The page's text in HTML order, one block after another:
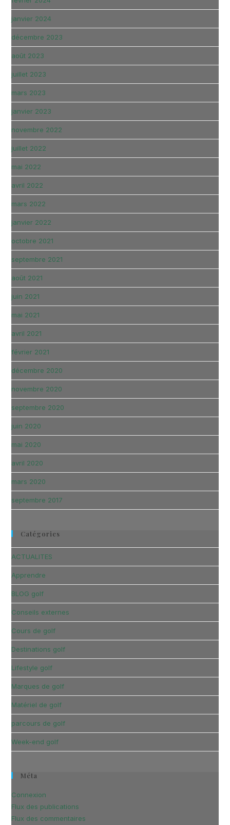
janvier 2024
décembre 2023
août 2023
juillet 2023
mars 2023
janvier 2023
novembre 2022
juillet 2022
mai 2022
avril 2022
mars 2022
janvier 2022
octobre 2021
septembre 2021
août 2021
juin 2021
mai 2021
avril 2021
février 2021
décembre 2020
novembre 2020
septembre 2020
juin 2020
mai 2020
avril 2020
mars 2020
septembre 2017
Catégories
ACTUALITES
Apprendre
BLOG golf
Conseils externes
Cours de golf
Destinations golf
Lifestyle golf
Marques de golf
Matériel de golf
parcours de golf
Week-end golf
Méta
Connexion
Flux des publications
Flux des commentaires